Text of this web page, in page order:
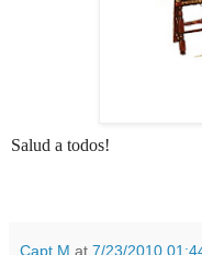
Salud a todos!
Capt M at 7/23/2010